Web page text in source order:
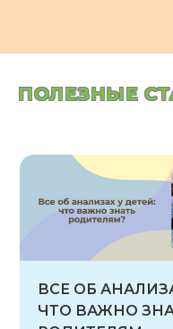
ПОЛЕЗНЫЕ
ВСЕ ОБ
ЧТО ВАЖНО